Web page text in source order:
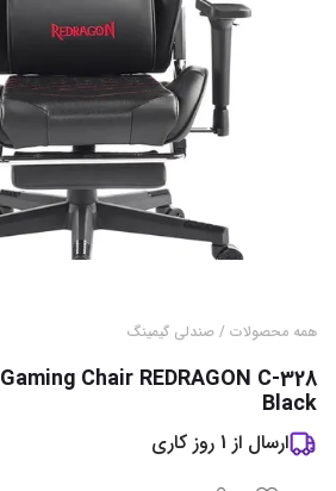
همه محصولات / صندلی گیمینگ
Gaming Chair REDRAGON C-328
Black
ارسال از 1 روز کاری